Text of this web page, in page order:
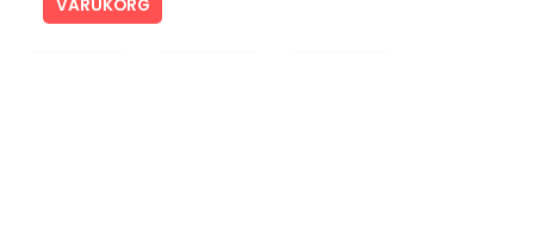
VARUKORG